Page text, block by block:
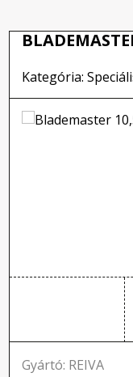
Kategória:
Gyártó: REIVA